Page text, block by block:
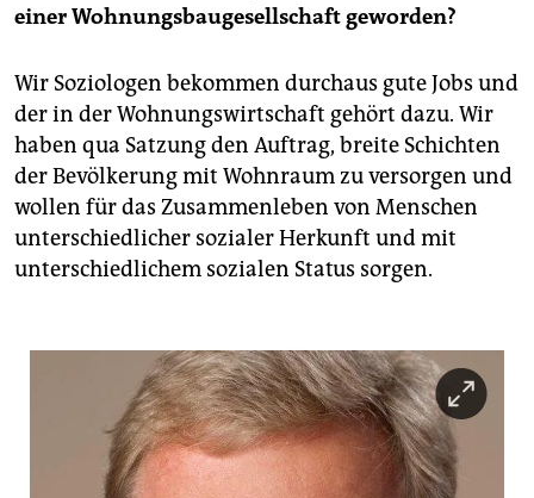
einer Wohnungsbaugesellschaft geworden?
Wir Soziologen bekommen durchaus gute Jobs und
der in der Wohnungswirtschaft gehört dazu. Wir
haben qua Satzung den Auftrag, breite Schichten
der Bevölkerung mit Wohnraum zu versorgen und
wollen für das Zusammenleben von Menschen
unterschiedlicher sozialer Herkunft und mit
unterschiedlichem sozialen Status sorgen.